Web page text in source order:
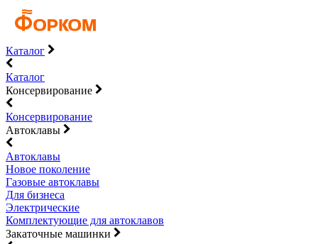
Каталог
Каталог
Консервирование
Консервирование
Автоклавы
Автоклавы
Новое поколение
Газовые автоклавы
Для бизнеса
Электрические
Комплектующие для автоклавов
Закаточные машинки